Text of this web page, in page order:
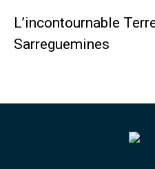
L’incontournable
Sarreguemines